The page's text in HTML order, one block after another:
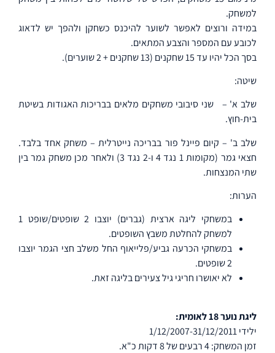
למשחק.
במידה ורוצים לאפשר לשוער להיכנס כשחקן ולהפך יש לדאוג
לכובע עם המספר והצבע המתאים.
בסך הכל יהיו עד 15 שחקנים (13 שחקנים + 2 שוערים).
שיטה:
שלב א' –
שני סיבובי משחקים מלאים בבריכות האגודות בשיטת
בית-חוץ.
שלב ב' – קיום פיינל פור בבריכה נייטרלית – משחק אחד בלבד.
חצאי גמר (מקומות 1 נגד 4 ו-2 נגד 3) ולאחר מכן משחק גמר בין
שתי המנצחות.
הערות:
במשחקי ליגה ארצית (גברים) יוצבו 2 שופטים/שופט 1
למשחק להחלטת משבץ השופטים.
במשחקי הכרעה גביע/פלייאוף החל משלב חצי הגמר יוצבו
2 שופטים.
לא יאושרו חריגי גיל צעירים בליגה זאת.
ליגת נוער 18 לאומית:
ילידי 1/12/2007-31/12/2011
זמן המשחק: 4 רבעים של 8 דקות כ"א.